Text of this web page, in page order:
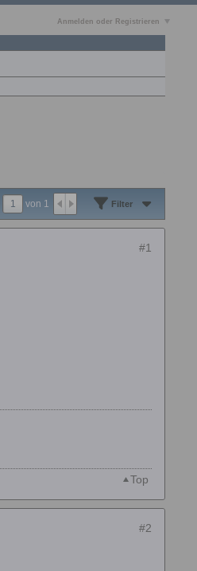
Anmelden oder Registrieren
von 1 Filter
#1
Top
#2